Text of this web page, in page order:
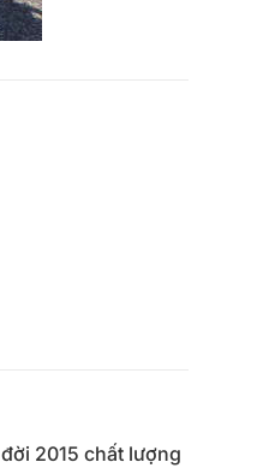
đời 2015 chất lượng